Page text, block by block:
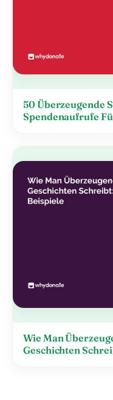
50 Überzeugende
Spendenaufrufe
Wie Man
Geschichten